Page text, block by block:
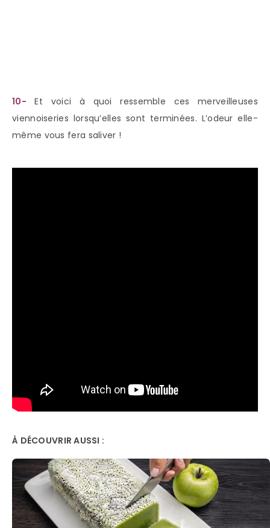
10-
Et voici à quoi ressemble ces merveilleuses
viennoiseries lorsqu’elles sont terminées. L’odeur elle-
même vous fera saliver !
À DÉCOUVRIR AUSSI :